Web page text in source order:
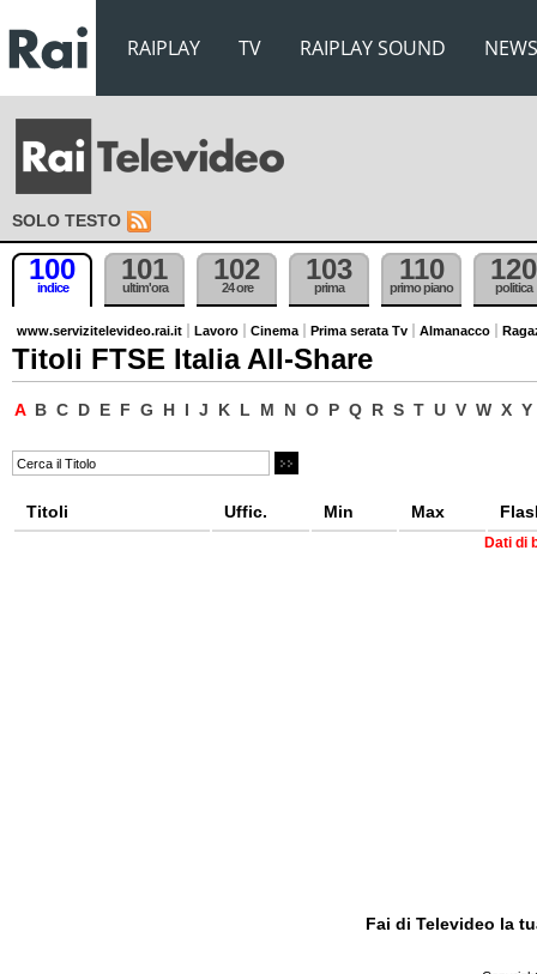
RAIPLAY TV RAIPLAY SOUND NEWS
SOLO TESTO
100
indice
101
ultim'ora
102
24 ore
103
prima
110
primo piano
120
politica
www.servizitelevideo.rai.it Lavoro Cinema Prima serata Tv Almanacco
Titoli FTSE Italia All-Share
A B C D E F G H I J K L M N O P Q R S T U V W X Y
Titoli Uffic. Min Max
Dati di
Fai di Televideo la